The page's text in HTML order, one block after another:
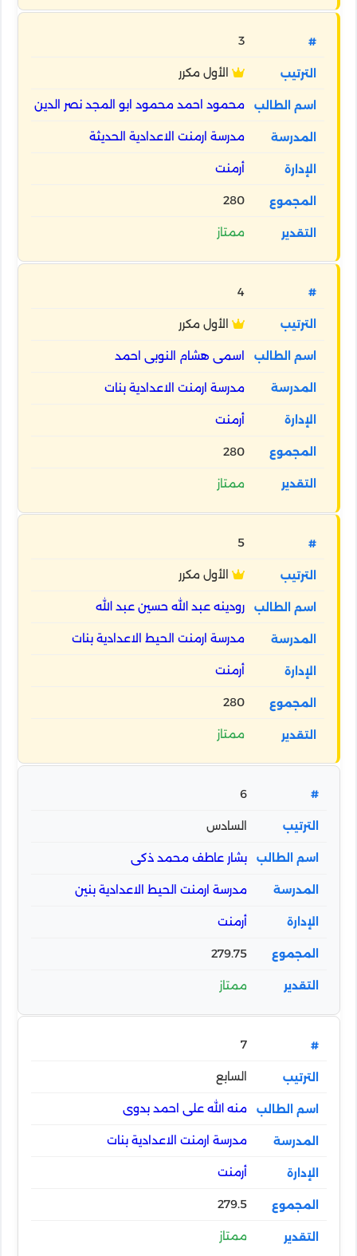
3
الأول مكرر
محمود احمد محمود ابو المجد نصر الدين
مدرسة ارمنت الاعدادية الحديثة
أرمنت
280
ممتاز
4
الأول مكرر
اسمى هشام النوبى احمد
مدرسة ارمنت الاعدادية بنات
أرمنت
280
ممتاز
5
الأول مكرر
رودينه عبد الله حسين عبد الله
مدرسة ارمنت الحيط الاعدادية بنات
أرمنت
280
ممتاز
6
السادس
بشار عاطف محمد ذكى
مدرسة ارمنت الحيط الاعدادية بنين
أرمنت
279.75
ممتاز
7
السابع
منه الله على احمد بدوى
مدرسة ارمنت الاعدادية بنات
أرمنت
279.5
ممتاز